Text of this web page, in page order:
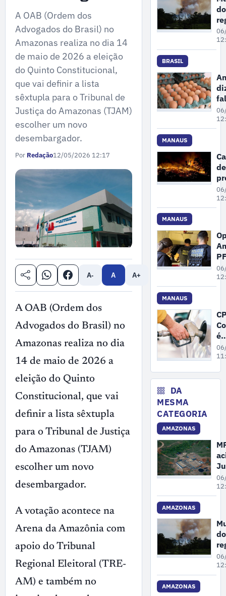
A OAB (Ordem dos
Advogados do Brasil) no
Amazonas realiza no dia 14
de maio de 2026 a eleição
do Quinto Constitucional,
que vai definir a lista
sêxtupla para o Tribunal de
Justiça do Amazonas (TJAM)
escolher um novo
desembargador.
Por Redação12/05/2026 12:17
A- A A+
A OAB (Ordem dos
Advogados do Brasil) no
Amazonas realiza no dia
14 de maio de 2026 a
eleição do Quinto
Constitucional, que vai
definir a lista sêxtupla
para o Tribunal de Justiça
do Amazonas (TJAM)
escolher um novo
desembargador.
A votação acontece na
Arena da Amazônia com
apoio do Tribunal
Regional Eleitoral (TRE-
AM) e também no
de
ao
BRASIL
MANAUS
de
a
é
MANAUS
PF
de
na
MANAUS
é
DA
MESMA
CATEGORIA
AMAZONAS
de
ao
AMAZONAS
AMAZONAS